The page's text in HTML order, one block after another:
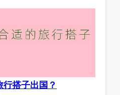
搭子出国？